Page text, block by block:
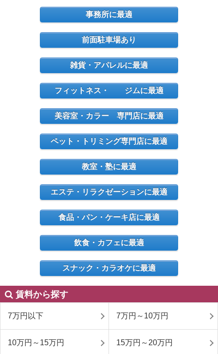
事務所に最適
前面駐車場あり
雑貨・アパレルに最適
フィットネス・ ジムに最適
美容室・カラー 専門店に最適
ペット・トリミング専門店に最適
教室・塾に最適
エステ・リラクゼーションに最適
食品・パン・ケーキ店に最適
飲食・カフェに最適
スナック・カラオケに最適
賃料から探す
7万円以下 7万円～10万円
10万円～15万円 15万円～20万円